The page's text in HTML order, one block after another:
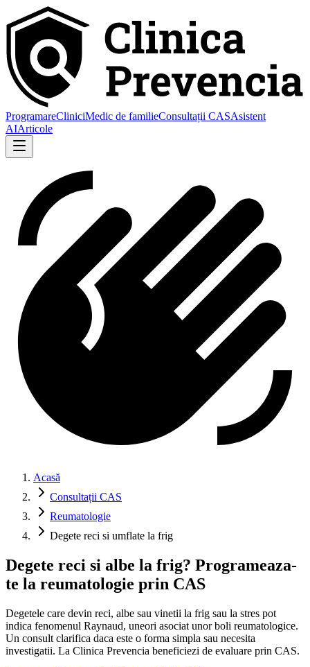
ProgramareCliniciMedic de familieConsultații CASAsistent
AIArticole
Acasă
Consultații CAS
Reumatologie
Degete reci si umflate la frig
Degete reci si albe la frig? Programeaza-
te la reumatologie prin CAS
Degetele care devin reci, albe sau vinetii la frig sau la stres pot
indica fenomenul Raynaud, uneori asociat unor boli reumatologice.
Un consult clarifica daca este o forma simpla sau necesita
investigatii. La Clinica Prevencia beneficiezi de evaluare prin CAS.